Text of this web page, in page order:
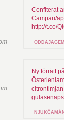
Confiterat
Campari/
http://t.co/
Ny förrätt